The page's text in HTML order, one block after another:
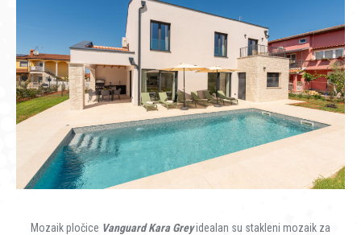
Mozaik pločice Vanguard Kara Greyidealan su stakleni mozaik za